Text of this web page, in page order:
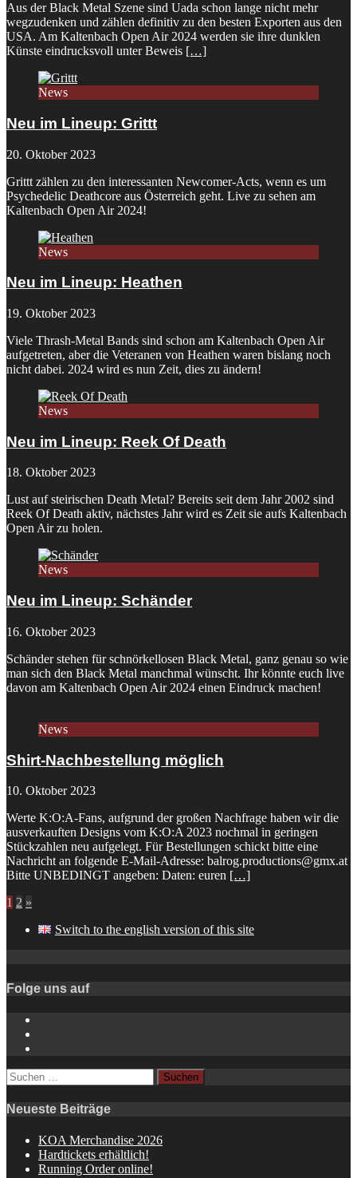
Aus der Black Metal Szene sind Uada schon lange nicht mehr
wegzudenken und zählen definitiv zu den besten Exporten aus den
USA. Am Kaltenbach Open Air 2024 werden sie ihre dunklen
Künste eindrucksvoll unter Beweis […]
News
Neu im Lineup: Grittt
20. Oktober 2023
Grittt zählen zu den interessanten Newcomer-Acts, wenn es um
Psychedelic Deathcore aus Österreich geht. Live zu sehen am
Kaltenbach Open Air 2024!
News
Neu im Lineup: Heathen
19. Oktober 2023
Viele Thrash-Metal Bands sind schon am Kaltenbach Open Air
aufgetreten, aber die Veteranen von Heathen waren bislang noch
nicht dabei. 2024 wird es nun Zeit, dies zu ändern!
News
Neu im Lineup: Reek Of Death
18. Oktober 2023
Lust auf steirischen Death Metal? Bereits seit dem Jahr 2002 sind
Reek Of Death aktiv, nächstes Jahr wird es Zeit sie aufs Kaltenbach
Open Air zu holen.
News
Neu im Lineup: Schänder
16. Oktober 2023
Schänder stehen für schnörkellosen Black Metal, ganz genau so wie
man sich den Black Metal manchmal wünscht. Ihr könnte euch live
davon am Kaltenbach Open Air 2024 einen Eindruck machen!
News
Shirt-Nachbestellung möglich
10. Oktober 2023
Werte K:O:A-Fans, aufgrund der großen Nachfrage haben wir die
ausverkauften Designs vom K:O:A 2023 nochmal in geringen
Stückzahlen neu aufgelegt. Für Bestellungen schickt bitte eine
Nachricht an folgende E-Mail-Adresse: balrog.productions@gmx.at
Bitte UNBEDINGT angeben: Daten: euren […]
1 2 »
Switch to the english version of this site
Folge uns auf
Suchen
nach:
Neueste Beiträge
KOA Merchandise 2026
Hardtickets erhältlich!
Running Order online!